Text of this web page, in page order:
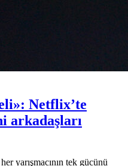
Netflix’te
arkadaşları
yarışmacının tek gücünü